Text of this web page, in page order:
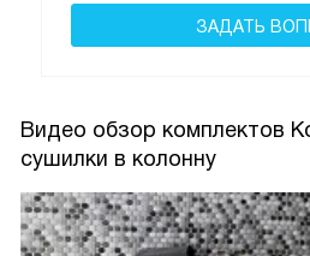
ЗАДАТЬ
Видео обзор комплектов
сушилки в колонну